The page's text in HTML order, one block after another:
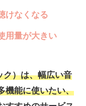
けなくなる
用量が大きい
ク）は、幅広い音
機能に使いたい、